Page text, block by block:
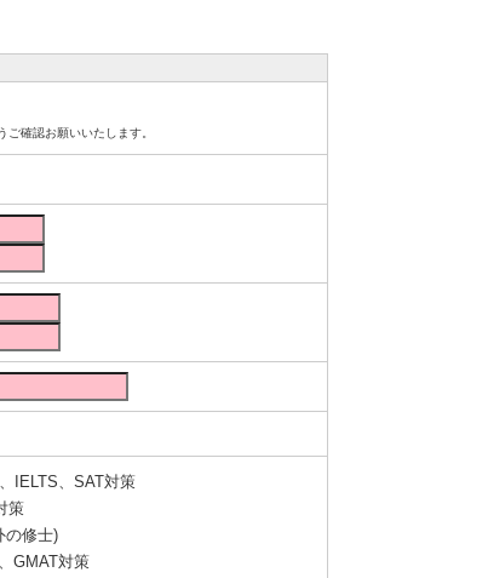
確認お願いいたします。
IELTS、SAT対策
策
の修士)
GMAT対策